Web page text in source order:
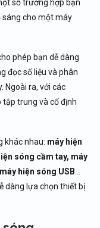
số trường hợp bạn
sáng cho một máy
phép bạn dễ dàng
đọc số liệu và phân
Ngoài ra, với các
trung và cố định
khác nhau: máy hiện
sóng cầm tay, máy
hiện sóng USB
dàng lựa chọn thiết bị